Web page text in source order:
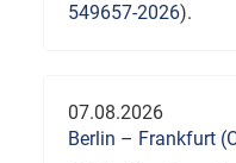
549657-2026).
07.08.2026
Berlin – Frankfurt